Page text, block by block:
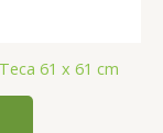
61 x 61 cm